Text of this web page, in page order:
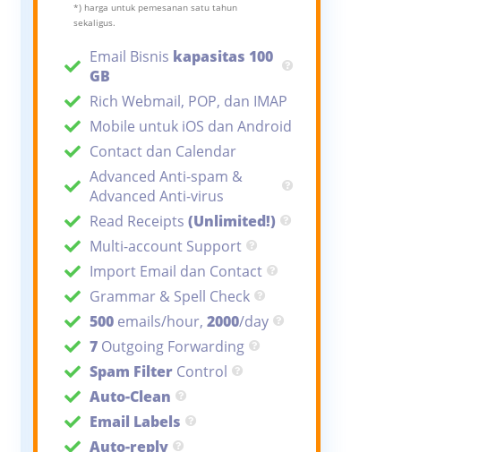
*) harga untuk pemesanan satu tahun
sekaligus.
Email Bisnis kapasitas 100
GB
Rich Webmail, POP, dan IMAP
Mobile untuk iOS dan Android
Contact dan Calendar
Advanced Anti-spam &
Advanced Anti-virus
Read Receipts (Unlimited!)
Multi-account Support
Import Email dan Contact
Grammar & Spell Check
500emails/hour, 2000/day
7Outgoing Forwarding
Spam FilterControl
Auto-Clean
Email Labels
Auto-reply